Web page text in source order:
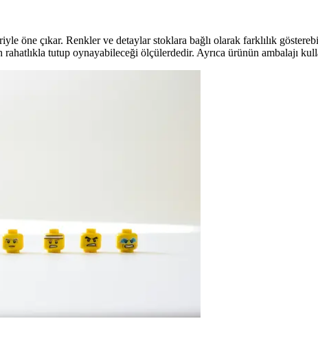
öne çıkar. Renkler ve detaylar stoklara bağlı olarak farklılık
tutup oynayabileceği ölçülerdedir. Ayrıca ürünün ambalajı